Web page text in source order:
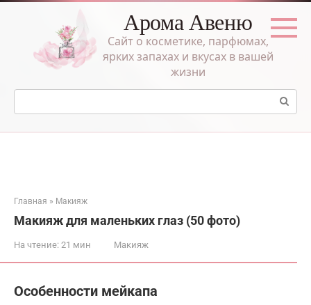
Перейти
Арома Авеню
Сайт о косметике, парфюмах,
ярких запахах и вкусах в вашей
жизни
Поиск:
Главная » Макияж
Макияж для маленьких глаз (50 фото)
На чтение: 21 мин Макияж
Особенности мейкапа